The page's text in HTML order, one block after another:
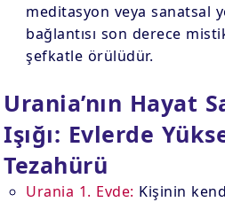
meditasyon veya sanatsal
bağlantısı son derece
şefkatle örülüdür.
Urania’nın Hayat
Işığı: Evlerde
Tezahürü
Urania 1. Evde: Kişinin